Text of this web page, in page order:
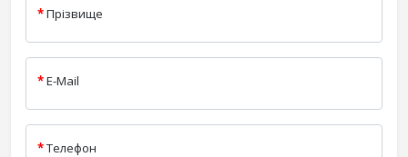
Прізвище
E-Mail
Телефон